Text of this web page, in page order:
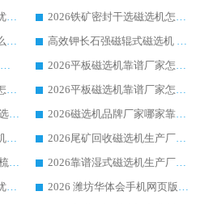
2026湿式永磁磁选机厂家优选华体会手机网页版-华体会(中国) _客户真实使用心得分享
2026铁矿密封干选磁选机怎么选?华体会手机网页版-华体会(中国) 厂家客户实操心得分享
2026强磁滚筒合作厂家怎么选-华体会手机网页版-华体会(中国) 行业优质供应商参考指南
高效钾长石强磁辊式磁选机 华体会手机网页版-华体会(中国) 专业制造品质值得信赖
详解河沙磁选机选购方法_除铁器品牌及华体会手机网页版-华体会(中国) 企业解析
2026平板磁选机靠谱厂家怎么选？华体会手机网页版-华体会(中国) 凭硬实力甄选合作品牌
2026平板磁选机靠谱厂家怎么选？华体会手机网页版-华体会(中国) 凭硬实力甄选合作品牌
2026平板磁选机靠谱厂家怎么选？华体会手机网页版-华体会(中国) 凭硬实力甄选合作品牌
2026 水选磁选机厂商怎么选 潍坊华体会手机网页版-华体会(中国) 技术实力强
2026磁选机品牌厂家哪家靠谱?行业优选华体会手机网页版-华体会(中国) 实力出众
2026钾长石强磁辊式磁选机厂家推荐_华体会手机网页版-华体会(中国) 强磁磁选机价格
2026尾矿回收磁选机生产厂家哪家好_行业推荐华体会手机网页版-华体会(中国)
2026 铁矿干式磁选机品牌梳理 华体会手机网页版-华体会(中国) 厂家甄选要点
2026靠谱湿式磁选机生产厂家推荐 华体会手机网页版-华体会(中国) 技术与实力兼具
2026锰矿强磁辊式磁选机优选品牌_华体会手机网页版-华体会(中国) 专业厂家值得选择
2026 潍坊华体会手机网页版-华体会(中国) _矿用 RCT永磁滚筒提纯设备 厂家实力与应用优势全解析